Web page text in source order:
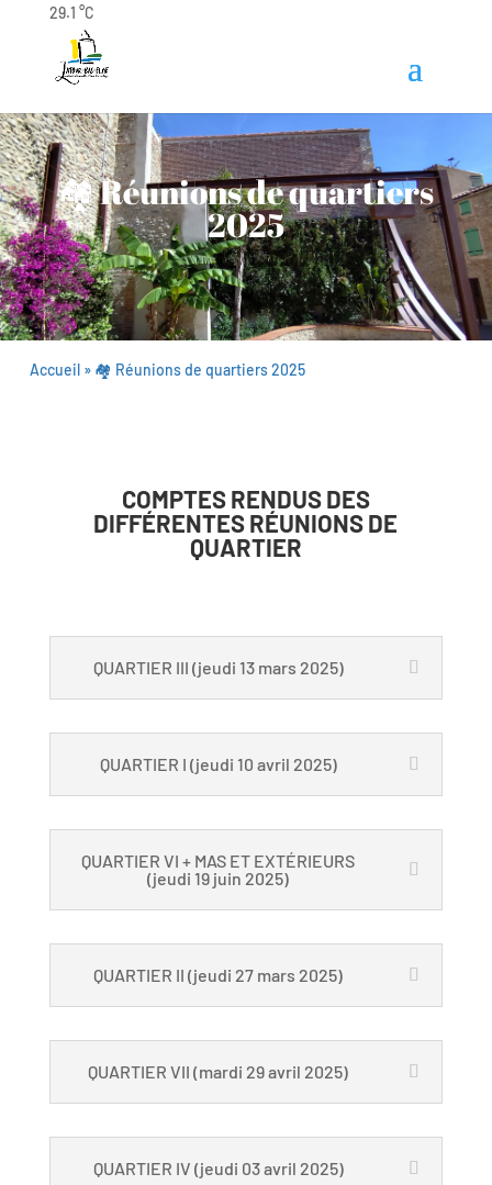
29.1 °C
🏘️ Réunions de quartiers
2025
Accueil » 🏘️ Réunions de quartiers 2025
COMPTES RENDUS DES
DIFFÉRENTES RÉUNIONS DE
QUARTIER
QUARTIER III (jeudi 13 mars 2025)
QUARTIER I (jeudi 10 avril 2025)
QUARTIER VI + MAS ET EXTÉRIEURS
(jeudi 19 juin 2025)
QUARTIER II (jeudi 27 mars 2025)
QUARTIER VII (mardi 29 avril 2025)
QUARTIER IV (jeudi 03 avril 2025)